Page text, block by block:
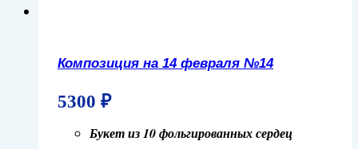
Композиция на 14 февраля №14
5300 ₽
Букет из 10 фольгированных сердец